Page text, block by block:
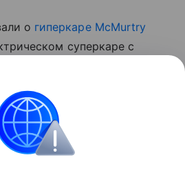
о гиперкаре McMurtry
суперкаре с